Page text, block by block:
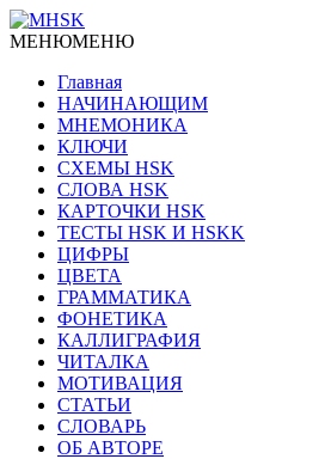
МЕНЮМЕНЮ
Главная
НАЧИНАЮЩИМ
МНЕМОНИКА
КЛЮЧИ
СХЕМЫ HSK
СЛОВА HSK
КАРТОЧКИ HSK
ТЕСТЫ HSK И HSKK
ЦИФРЫ
ЦВЕТА
ГРАММАТИКА
ФОНЕТИКА
КАЛЛИГРАФИЯ
ЧИТАЛКА
МОТИВАЦИЯ
СТАТЬИ
СЛОВАРЬ
ОБ АВТОРЕ